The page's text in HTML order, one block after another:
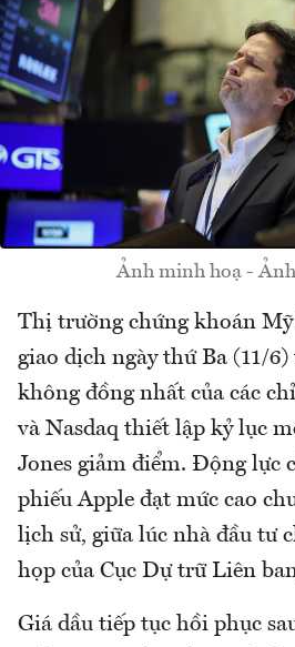
Ảnh minh hoạ -
Thị trường chứng khoán
giao dịch ngày thứ Ba (11/
không đồng nhất của các
và Nasdaq thiết lập kỷ lục
Jones giảm điểm. Động lực
phiếu Apple đạt mức cao
lịch sử, giữa lúc nhà đầu tư
họp của Cục Dự trữ Liên
Giá dầu tiếp tục hồi phục